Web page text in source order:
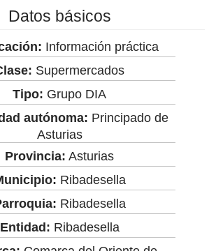
Datos básicos
Información práctica
Supermercados
Tipo: Grupo DIA
autónoma: Principado de
Asturias
Provincia: Asturias
Ribadesella
Ribadesella
Entidad: Ribadesella